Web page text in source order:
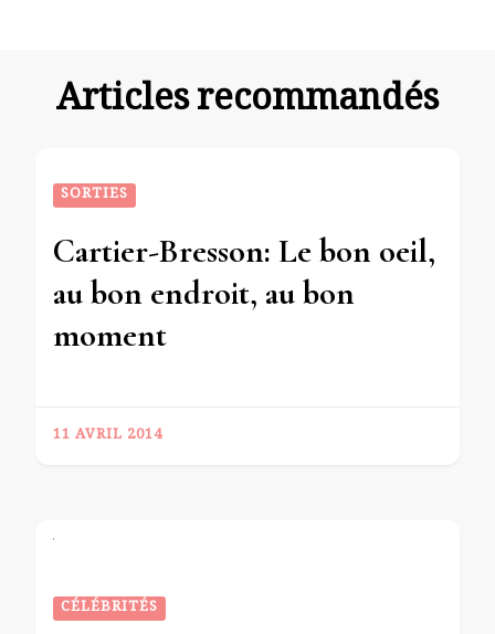
Articles recommandés
SORTIES
Cartier-Bresson: Le bon oeil,
au bon endroit, au bon
moment
11 AVRIL 2014
CÉLÉBRITÉS